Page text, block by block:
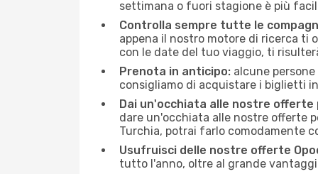
settimana o fuori stagione è più
Controlla sempre tutte le
appena il nostro motore di ricerca ti
con le date del tuo viaggio, ti
Prenota in anticipo: alcune
consigliamo di acquistare i biglietti
Dai un'occhiata alle nostre offerte
dare un'occhiata alle nostre offerte
Turchia, potrai farlo comodamente
Usufruisci delle nostre offerte
tutto l'anno, oltre al grande